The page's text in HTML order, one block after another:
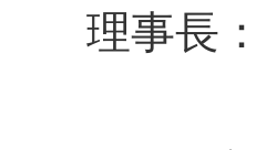
理事長